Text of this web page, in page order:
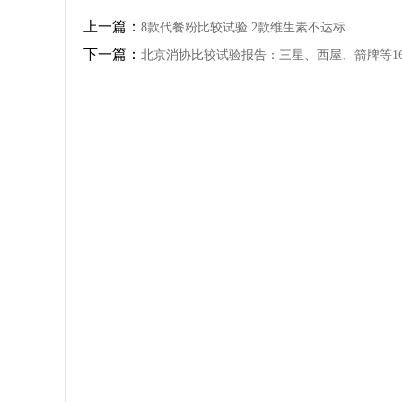
上一篇： 8款代餐粉比较试验 2款维生素不达标
下一篇： 北京消协比较试验报告：三星、西屋、箭牌等